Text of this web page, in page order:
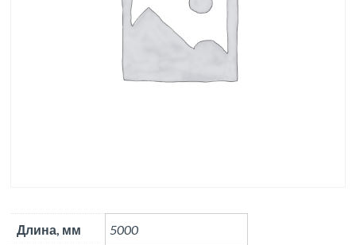
Длина, мм 5000